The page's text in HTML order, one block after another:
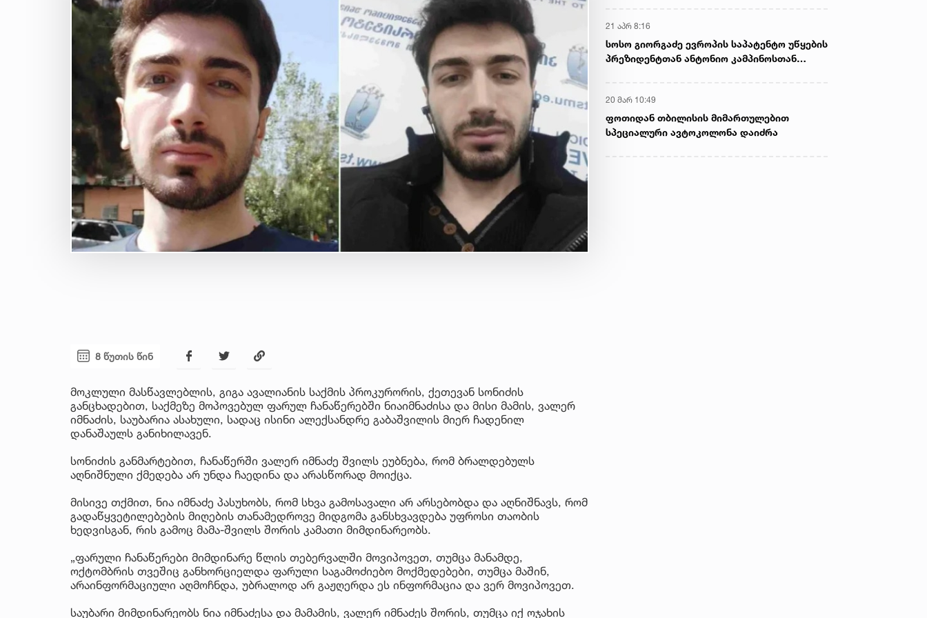
8 წუთის წინ
მოკლული მასწავლებლის, გიგა ავალიანის საქმის პროკურორის, ქეთევან სონიძის
განცხადებით, საქმეზე მოპოვებულ ფარულ ჩანაწერებში ნიაიმნაძისა და მისი მამის, ვალერ
იმნაძის, საუბარია ასახული, სადაც ისინი ალექსანდრე გაბაშვილის მიერ ჩადენილ
დანაშაულს განიხილავენ.
სონიძის განმარტებით, ჩანაწერში ვალერ იმნაძე შვილს ეუბნება, რომ ბრალდებულს
აღნიშნული ქმედება არ უნდა ჩაედინა და არასწორად მოიქცა.
მისივე თქმით, ნია იმნაძე პასუხობს, რომ სხვა გამოსავალი არ არსებობდა და აღნიშნავს, რომ
გადაწყვეტილებების მიღების თანამედროვე მიდგომა განსხვავდება უფროსი თაობის
ხედვისგან, რის გამოც მამა-შვილს შორის კამათი მიმდინარეობს.
„ფარული ჩანაწერები მიმდინარე წლის თებერვალში მოვიპოვეთ, თუმცა მანამდე,
ოქტომბრის თვეშიც განხორციელდა ფარული საგამოძიებო მოქმედებები, თუმცა მაშინ,
არაინფორმაციული აღმოჩნდა, უბრალოდ არ გაჟღერდა ეს ინფორმაცია და ვერ მოვიპოვეთ.
საუბარი მიმდინარეობს ნია იმნაძესა და მამამის, ვალერ იმნაძეს შორის, თუმცა იქ ოჯახის
21 აპრ 8:16
სოსო გიორგაძე ევროპის საპატენტო უწყების
პრეზიდენტთან ანტონიო კამპინოსთან
20 მარ 10:49
ფოთიდან თბილისის მიმართულებით
სპეციალური ავტოკოლონა დაიძრა